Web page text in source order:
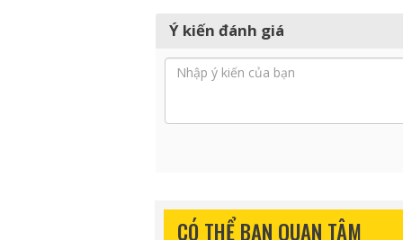
Ý kiến đánh giá
CÓ THỂ BẠN QUAN TÂM